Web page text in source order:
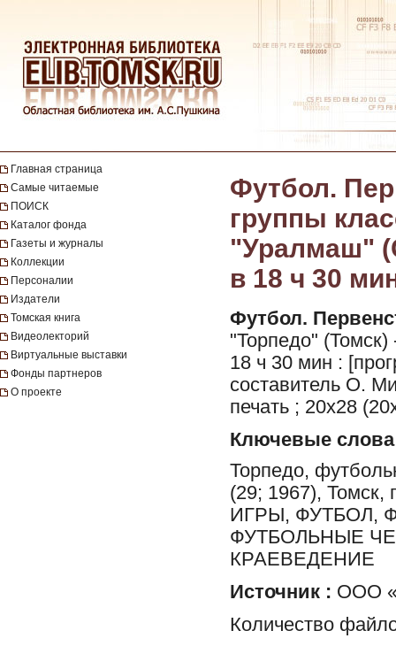
Главная страница
Самые читаемые
ПОИСК
Каталог фонда
Газеты и журналы
Коллекции
Персоналии
Издатели
Томская книга
Видеолекторий
Виртуальные выставки
Фонды партнеров
О проекте
Футбол.
группы
"Уралмаш"
в 18 ч 30
Футбол.
"Торпедо"
18 ч 30 мин :
составитель О.
печать ; 20х28
Ключевые слова
Торпедо,
(29; 1967),
ИГРЫ, ФУТБОЛ,
ФУТБОЛЬНЫЕ
КРАЕВЕДЕНИЕ
Источник : ООО
Количество